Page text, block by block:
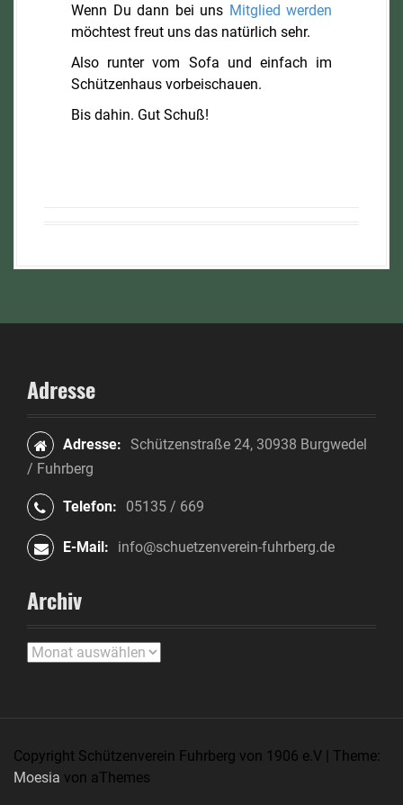
Wenn Du dann bei uns Mitglied werden
möchtest freut uns das natürlich sehr.
Also runter vom Sofa und einfach im
Schützenhaus vorbeischauen.
Bis dahin. Gut Schuß!
Adresse
Adresse: Schützenstraße 24, 30938 Burgwedel
/ Fuhrberg
Telefon: 05135 / 669
E-Mail: info@schuetzenverein-fuhrberg.de
Archiv
A
h
v
Copyright Schützenverein Fuhrberg von 1906 e.V
Theme:
Moesia von aThemes